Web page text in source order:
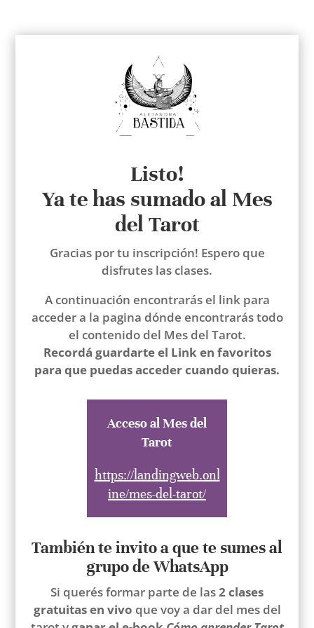
Listo!
Ya te has sumado al Mes
del Tarot
Gracias por tu inscripción! Espero que
disfrutes las clases.
A continuación encontrarás el link para
acceder a la pagina dónde encontrarás todo
el contenido del Mes del Tarot.
Recordá guardarte el Link en favoritos
para que puedas acceder cuando quieras.
Acceso al Mes del
Tarot
https://landingweb.onl
ine/mes-del-tarot/
También te invito a que te sumes al
grupo de WhatsApp
Si querés formar parte de las2 clases
gratuitas en vivo que voy a dar del mes del